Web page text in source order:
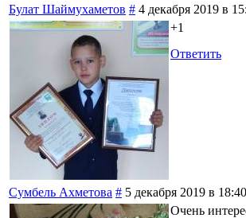
Булат Шаймухаметов # 4 декабря 2019 в
+1
Ответить
Сумбель Ахметова # 5 декабря 2019 в 18:40
Очень